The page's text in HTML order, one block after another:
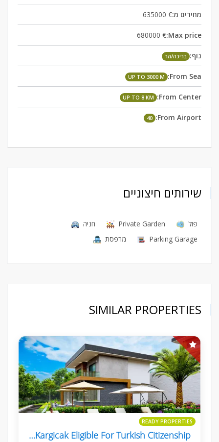
מחירים מ:€ 635000
Max price:
€ 680000
נוף: בריכה/הר
From Sea:
UP TO 3000 M
From Center:
UP TO 8 KM
From Airport:
40
שירותים חיצוניים
פול
חניה
מרפסת
SIMILAR PROPERTIES
READY PROPERTIES
Premium Life Villas 4+1, 5+1 Kargicak Eligible For Turkish Citizenship